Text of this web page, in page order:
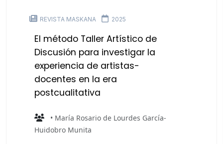
REVISTA MASKANA 2025
El método Taller Artístico de
Discusión para investigar la
experiencia de artistas-
docentes en la era
postcualitativa
• María Rosario de Lourdes García-
Huidobro Munita